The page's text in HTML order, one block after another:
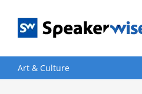
contenu
Art & Culture